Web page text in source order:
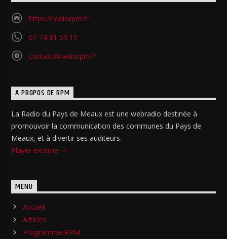
https://radiorpm.fr
01 74 81 50 15
contact@radiorpm.fr
A PROPOS DE RPM
La Radio du Pays de Meaux est une webradio destinée à
promouvoir la communication des communes du Pays de
Meaux, et à divertir ses auditeurs.
Player externe
MENU
Accueil
Articles
Programme RPM